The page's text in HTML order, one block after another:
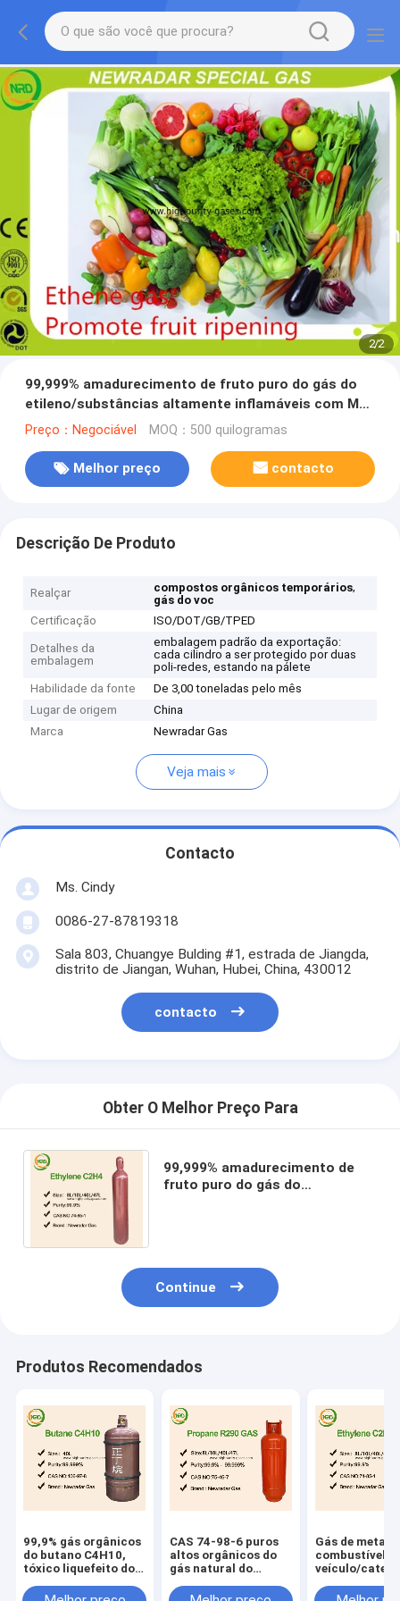
2/2
99,999% amadurecimento de fruto puro do gás do
etileno/substâncias altamente inflamáveis com MF
C2H4
Preço：Negociável MOQ：500 quilogramas
Melhor preço contacto
Descrição De Produto
Realçar compostos orgânicos temporários,
gás do voc
Certificação
ISO/DOT/GB/TPED
Detalhes da
embalagem
embalagem padrão da exportação:
cada cilindro a ser protegido por duas
poli-redes, estando na pálete
Habilidade da fonte
De 3,00 toneladas pelo mês
Lugar de origem
China
Marca
Newradar Gas
Veja mais
Contacto
Ms. Cindy
0086-27-87819318
Sala 803, Chuangye Bulding #1, estrada de Jiangda,
distrito de Jiangan, Wuhan, Hubei, China, 430012
contacto
Obter O Melhor Preço Para
99,999% amadurecimento de
fruto puro do gás do
Continue
Produtos Recomendados
99,9% gás orgânicos
do butano C4H10,
tóxico liquefeito do
CAS 74-98-6 puros
altos orgânicos do
gás natural do
industrial
Gás de
combustível
veículo/
elétron do gás